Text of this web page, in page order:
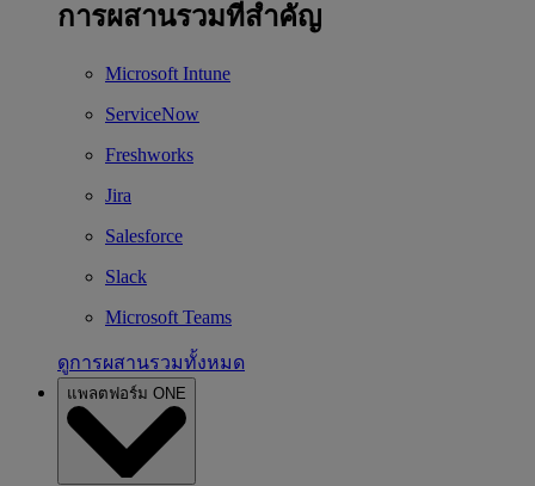
การผสานรวมที่สำคัญ
Microsoft Intune
ServiceNow
Freshworks
Jira
Salesforce
Slack
Microsoft Teams
ดูการผสานรวมทั้งหมด
แพลตฟอร์ม ONE